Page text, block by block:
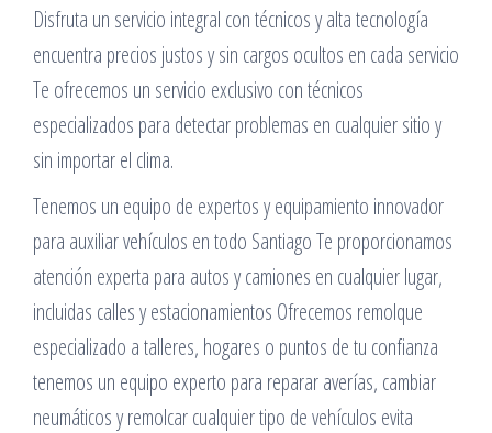
Disfruta un servicio integral con técnicos y alta tecnología
encuentra precios justos y sin cargos ocultos en cada servicio
Te ofrecemos un servicio exclusivo con técnicos
especializados para detectar problemas en cualquier sitio y
sin importar el clima.
Tenemos un equipo de expertos y equipamiento innovador
para auxiliar vehículos en todo Santiago Te proporcionamos
atención experta para autos y camiones en cualquier lugar,
incluidas calles y estacionamientos Ofrecemos remolque
especializado a talleres, hogares o puntos de tu confianza
tenemos un equipo experto para reparar averías, cambiar
neumáticos y remolcar cualquier tipo de vehículos evita